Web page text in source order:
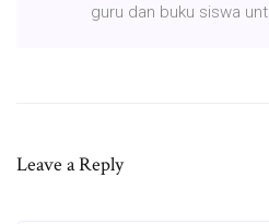
guru dan buku siswa
Leave a Reply